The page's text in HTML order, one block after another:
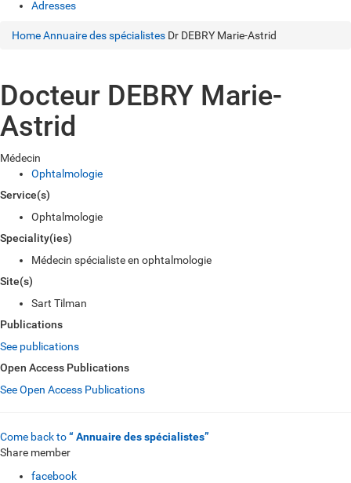
Adresses
HomeAnnuaire des spécialistes Dr DEBRY Marie-Astrid
Docteur DEBRY Marie-
Astrid
Médecin
Ophtalmologie
Service(s)
Ophtalmologie
Speciality(ies)
Médecin spécialiste en ophtalmologie
Site(s)
Sart Tilman
Publications
See publications
Open Access Publications
See Open Access Publications
Come back to“ Annuaire des spécialistes”
Share member
facebook